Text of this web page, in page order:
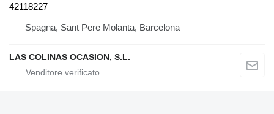
42118227
Spagna, Sant Pere Molanta, Barcelona
LAS COLINAS OCASION, S.L.